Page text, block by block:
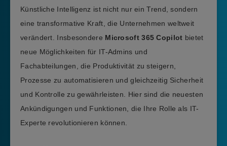
Künstliche Intelligenz ist nicht nur ein Trend, sondern
eine transformative Kraft, die Unternehmen weltweit
verändert. Insbesondere Microsoft 365 Copilot bietet
neue Möglichkeiten für IT-Admins und
Fachabteilungen, die Produktivität zu steigern,
Prozesse zu automatisieren und gleichzeitig Sicherheit
und Kontrolle zu gewährleisten. Hier sind die neuesten
Ankündigungen und Funktionen, die Ihre Rolle als IT-
Experte revolutionieren können.